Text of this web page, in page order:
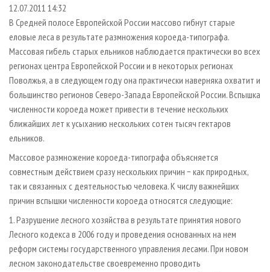
ПРОИЗВОДСТВО ДРЕВЕСНЫХ ПЛИТ
ДЕРЕВЯННОЕ ДОМОСТРОЕНИЕ
ПРОИЗВОДСТВО МЕБЕЛИ
БИОЭНЕРГЕТИКА
ЦБП
ИНСТРУМЕНТ И МАТЕРИАЛЫ
МОБИЛЬНЫЕ ВЫСТАВКИ
ОФИЦИАЛЬНЫЕ ДЕЛЕГАЦИИ
ПРИОРИТЕТНЫЕ ИНВЕСТПРОЕКТЫ
RUSSIAN FORESTRY REVIEW
ГАЗЕТА ЛЕСПРОМФОРУМ
БИБЛИОТЕКА СПЕЦИАЛИСТА
РЕКЛАМА НА САЙТЕ
12.07.2011 14:32
В Средней полосе Европейской России массово гибнут старые
еловые леса в результате размножения короеда-типографа.
Массовая гибель старых ельников наблюдается практически во всех
регионах центра Европейской России и в некоторых регионах
Поволжья, а в следующем году она практически наверняка охватит и
большинство регионов Северо-Запада Европейской России. Вспышка
численности короеда может привести в течение нескольких
ближайших лет к усыханию нескольких сотен тысяч гектаров
ельников.
Массовое размножение короеда-типографа объясняется
совместным действием сразу нескольких причин − как природных,
так и связанных с деятельностью человека. К числу важнейших
причин вспышки численности короеда относятся следующие:
1. Разрушение лесного хозяйства в результате принятия нового
Лесного кодекса в 2006 году и проведения основанных на нем
реформ системы государственного управления лесами. При новом
лесном законодательстве своевременно проводить